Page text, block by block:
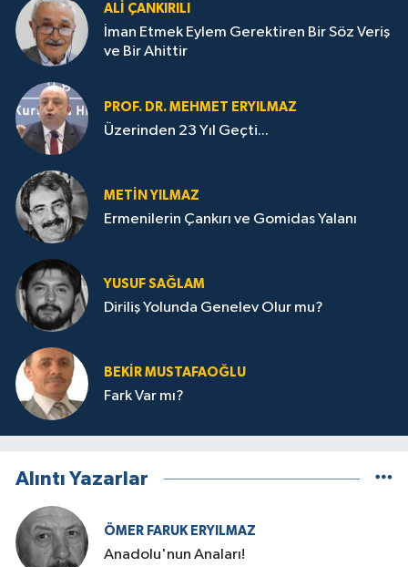
ALI ÇANKIRILI
İman Etmek Eylem Gerektiren Bir Söz Veriş
ve Bir Ahittir
PROF. DR. MEHMET ERYILMAZ
Üzerinden 23 Yıl Geçti...
METIN YILMAZ
Ermenilerin Çankırı ve Gomidas Yalanı
YUSUF SAĞLAM
Diriliş Yolunda Genelev Olur mu?
BEKIR MUSTAFAOĞLU
Fark Var mı?
Alıntı Yazarlar
ÖMER FARUK ERYILMAZ
Anadolu'nun Anaları!